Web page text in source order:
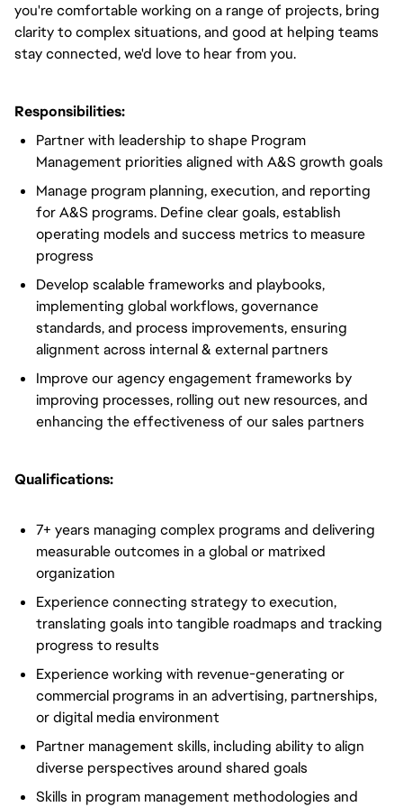
you're comfortable working on a range of projects, bring
clarity to complex situations, and good at helping teams
stay connected, we'd love to hear from you.
Responsibilities:
Partner with leadership to shape Program
Management priorities aligned with A&S growth goals
Manage program planning, execution, and reporting
for A&S programs. Define clear goals, establish
operating models and success metrics to measure
progress
Develop scalable frameworks and playbooks,
implementing global workflows, governance
standards, and process improvements, ensuring
alignment across internal & external partners
Improve our agency engagement frameworks by
improving processes, rolling out new resources, and
enhancing the effectiveness of our sales partners
Qualifications:
7+ years managing complex programs and delivering
measurable outcomes in a global or matrixed
organization
Experience connecting strategy to execution,
translating goals into tangible roadmaps and tracking
progress to results
Experience working with revenue-generating or
commercial programs in an advertising, partnerships,
or digital media environment
Partner management skills, including ability to align
diverse perspectives around shared goals
Skills in program management methodologies and